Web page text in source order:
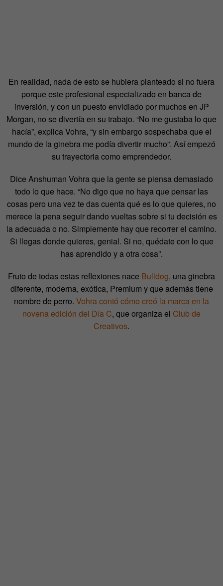
En realidad, nada de esto se hubiera planteado si no fuera
porque este profesional especializado en banca de
inversión, y con un puesto envidiado por muchos en JP
Morgan, no se divertía en su trabajo. “No me gustaba lo que
hacía”, explica Vohra, “y sin embargo sospechaba que el
mundo de la ginebra me podía divertir mucho”. Así empezó
su trayectoria como emprendedor.
Dice Anshuman Vohra que la gente se piensa demasiado
todo lo que hace. “No digo que no haya que pensar las
cosas pero una vez te das cuenta qué es lo que quieres, no
merece la pena seguir dando vueltas sobre si tu decisión es
la adecuada o no. Simplemente hay que recorrer el camino.
Si llegas donde quieres, genial. Si no, quédate con lo que
has aprendido y a otra cosa”.
Fruto de todas estas reflexiones nace Bulldog, una ginebra
diferente, moderna, exótica, Premium y que además tiene
nombre de perro. Vohra contó cómo creó la marca en la
novena edición del Día C, que organiza el Club de
Creativos.